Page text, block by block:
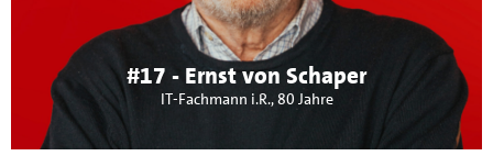
#17 - Ernst von Schaper
IT-Fachmann i.R., 80 Jahre